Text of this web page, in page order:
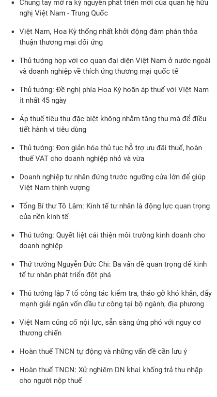
Chung tay mở ra kỷ nguyên phát triển mới của quan hệ hữu
nghị Việt Nam - Trung Quốc
Việt Nam, Hoa Kỳ thống nhất khởi động đàm phán thỏa
thuận thương mại đối ứng
Thủ tướng họp với cơ quan đại diện Việt Nam ở nước ngoài
và doanh nghiệp về thích ứng thương mại quốc tế
Thủ tướng: Đề nghị phía Hoa Kỳ hoãn áp thuế với Việt Nam
ít nhất 45 ngày
Áp thuế tiêu thụ đặc biệt không nhằm tăng thu mà để điều
tiết hành vi tiêu dùng
Thủ tướng: Đơn giản hóa thủ tục hỗ trợ ưu đãi thuế, hoàn
thuế VAT cho doanh nghiệp nhỏ và vừa
Doanh nghiệp tư nhân đứng trước ngưỡng cửa lớn để giúp
Việt Nam thịnh vượng
Tổng Bí thư Tô Lâm: Kinh tế tư nhân là động lực quan trọng
của nền kinh tế
Thủ tướng: Quyết liệt cải thiện môi trường kinh doanh cho
doanh nghiệp
Thứ trưởng Nguyễn Đức Chi: Ba vấn đề quan trọng để kinh
tế tư nhân phát triển đột phá
Thủ tướng lập 7 tổ công tác kiểm tra, tháo gỡ khó khăn, đẩy
mạnh giải ngân vốn đầu tư công tại bộ ngành, địa phương
Việt Nam củng cố nội lực, sẵn sàng ứng phó với nguy cơ
thương chiến
Hoàn thuế TNCN tự động và những vấn đề cần lưu ý
Hoàn thuế TNCN: Xử nghiêm DN khai khống trả thu nhập
cho người nộp thuế